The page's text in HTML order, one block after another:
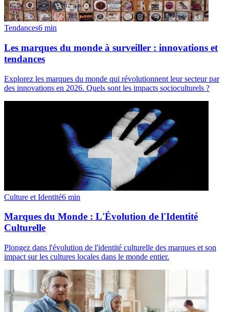
Tendances6 min
Les marques du monde à surveiller : innovations et
tendances
Explorez les marques du monde qui révolutionnent leur secteur par
des innovations en 2026. Quels sont les impacts socioculturels ?
Culture et Identité6 min
Marques du Monde : L'Évolution de l'Identité
Culturelle
Plongez dans l'évolution de l'identité culturelle des marques et son
impact sur les cultures locales dans le monde entier.